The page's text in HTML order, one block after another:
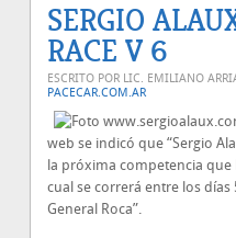
SERGIO
RACE V 6
ESCRITO POR LIC. EMILIANO
PACECAR.COM.AR
web se indicó que “Sergio
la próxima competencia
cual se correrá entre los
General Roca”.